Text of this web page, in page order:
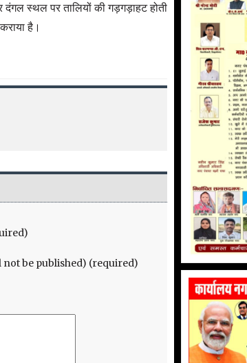
स्थल पर तालियों की गड़गड़ाहट होती
है।
not be published) (required)